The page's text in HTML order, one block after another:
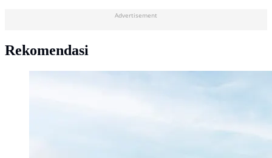
Advertisement
Rekomendasi